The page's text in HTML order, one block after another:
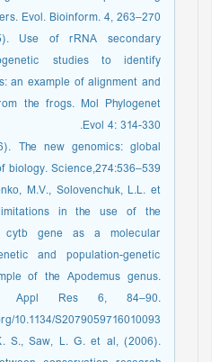
Evol. Bioinform. 4, 263–270.
Use of rRNA secondary
studies to identify
an example of alignment and
the frogs. Mol Phylogenet
Evol 4: 314-330.
The new genomics: global
biology. Science,274:536–539.
M.V., Solovenchuk, L.L. et
in the use of the
cytb gene as a molecular
and population-genetic
of the Apodemus genus.
Appl Res 6, 84–90.
10.1134/S2079059716010093
S., Saw, L. G. et al, (2006).